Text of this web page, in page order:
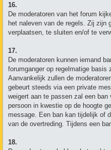
16.
De moderatoren van het forum
het naleven van de regels. Zij zijn
verplaatsen, te sluiten en/of te
17.
De moderatoren kunnen iemand
forumganger op regelmatige basis
Aanvankelijk zullen de
gebeurt steeds via een private
weigert aan te passen zal een
persoon in kwestie op de hoogte
message. Een ban kan tijdelijk of
van de overtreding. Tijdens een
18.